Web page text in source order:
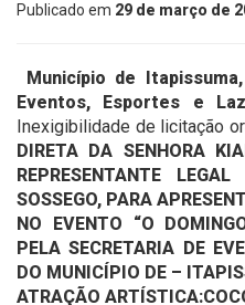
Publicado em 29 de março de
Município de
Eventos, Esportes e
Inexigibilidade de licitação
DIRETA DA SENHORA
REPRESENTANTE
SOSSEGO, PARA
NO EVENTO “O
PELA SECRETARIA DE
DO MUNICÍPIO DE –
ATRAÇÃO ARTÍSTICA: